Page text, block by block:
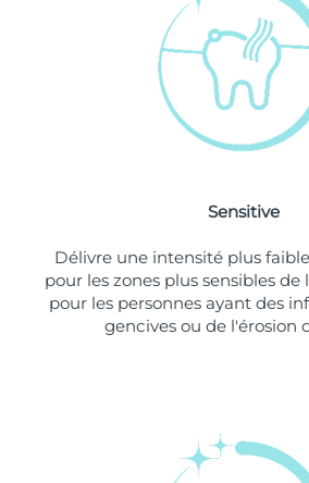
Sensitive
Délivre une intensité plus
pour les zones plus sensibles
pour les personnes ayant des
gencives ou de l'érosion
Espagne